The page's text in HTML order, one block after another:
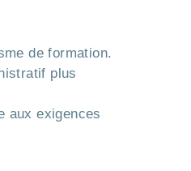
de formation.
plus
aux exigences